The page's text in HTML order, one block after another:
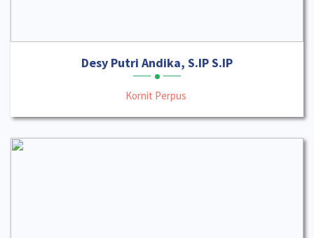
Desy Putri Andika, S.IP S.IP
Kornit Perpus